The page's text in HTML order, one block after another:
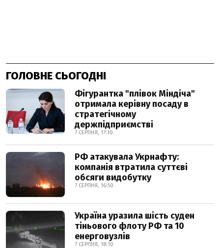
ГОЛОВНЕ СЬОГОДНІ
Фігурантка "плівок Міндіча"
отримала керівну посаду в
стратегічному
держпідприємстві
7 СЕРПНЯ, 17:10
РФ атакувала Укрнафту:
компанія втратила суттєві
обсяги видобутку
7 СЕРПНЯ, 16:50
Україна уразила шість суден
тіньового флоту РФ та 10
енерговузлів
7 СЕРПНЯ, 18:10